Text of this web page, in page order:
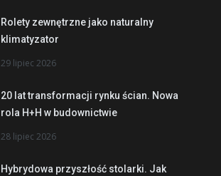
Rolety zewnętrzne jako naturalny
klimatyzator
29 lipiec 2026
20 lat transformacji rynku ścian. Nowa
rola H+H w budownictwie
28 lipiec 2026
Hybrydowa przyszłość stolarki. Jak